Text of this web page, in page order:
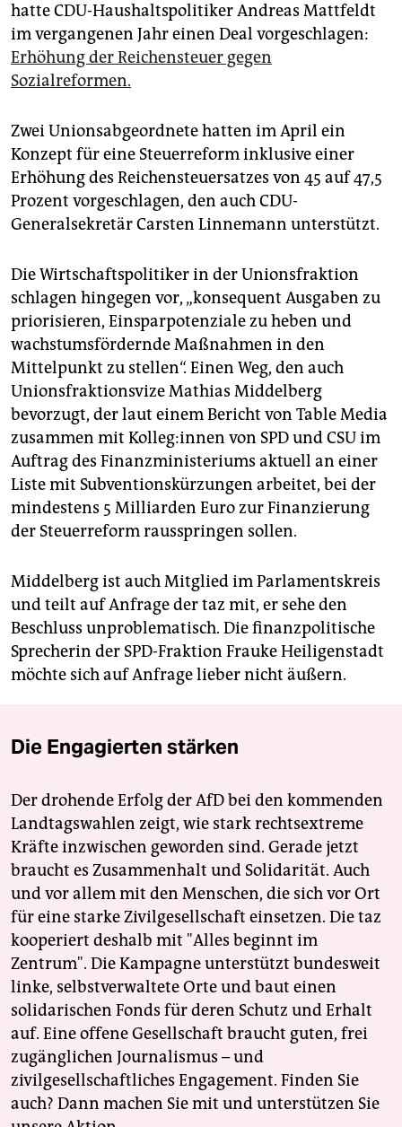
hatte CDU-Haushaltspolitiker Andreas Mattfeldt
im vergangenen Jahr einen Deal vorgeschlagen:
Erhöhung der Reichensteuer gegen
Sozialreformen.
Zwei Unionsabgeordnete hatten im April ein
Konzept für eine Steuerreform inklusive einer
Erhöhung des Reichensteuersatzes von 45 auf 47,5
Prozent vorgeschlagen, den auch CDU-
Generalsekretär Carsten Linnemann unterstützt.
Die Wirtschaftspolitiker in der Unionsfraktion
schlagen hingegen vor, „konsequent Ausgaben zu
priorisieren, Einsparpotenziale zu heben und
wachstumsfördernde Maßnahmen in den
Mittelpunkt zu stellen“. Einen Weg, den auch
Unionsfraktionsvize Mathias Middelberg
bevorzugt, der laut einem Bericht von Table Media
zusammen mit Kol­le­g:in­nen von SPD und CSU im
Auftrag des Finanzministeriums aktuell an einer
Liste mit Subventionskürzungen arbeitet, bei der
mindestens 5 Milliarden Euro zur Finanzierung
der Steuerreform rausspringen sollen.
Middelberg ist auch Mitglied im Parlamentskreis
und teilt auf Anfrage der taz mit, er sehe den
Beschluss unproblematisch. Die finanzpolitische
Sprecherin der SPD-Fraktion Frauke Heiligenstadt
möchte sich auf Anfrage lieber nicht äußern.
Die Engagierten stärken
Der drohende Erfolg der AfD bei den kommenden
Landtagswahlen zeigt, wie stark rechtsextreme
Kräfte inzwischen geworden sind. Gerade jetzt
braucht es Zusammenhalt und Solidarität. Auch
und vor allem mit den Menschen, die sich vor Ort
für eine starke Zivilgesellschaft einsetzen. Die taz
kooperiert deshalb mit "Alles beginnt im
Zentrum". Die Kampagne unterstützt bundesweit
linke, selbstverwaltete Orte und baut einen
solidarischen Fonds für deren Schutz und Erhalt
auf. Eine offene Gesellschaft braucht guten, frei
zugänglichen Journalismus – und
zivilgesellschaftliches Engagement. Finden Sie
auch? Dann machen Sie mit und unterstützen Sie